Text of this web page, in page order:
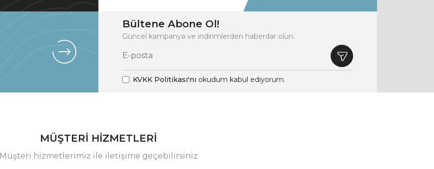
Bültene Abone Ol!
Güncel kampanya ve indirimlerden haberdar olun.
KVKK Politikası'nı okudum kabul ediyorum.
MÜŞTERİ HİZMETLERİ
Müşteri hizmetlerimiz ile iletişime geçebilirsiniz